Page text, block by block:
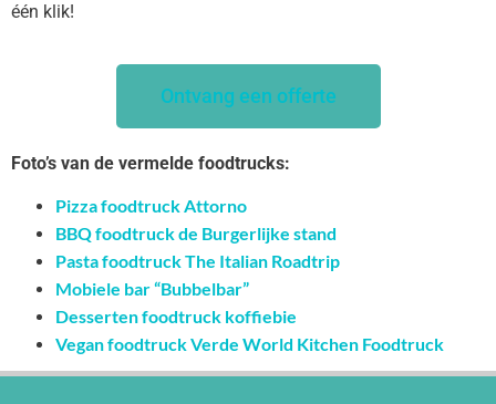
één klik!
Ontvang een offerte
Foto’s van de vermelde foodtrucks:
Pizza foodtruck Attorno
BBQ foodtruck de Burgerlijke stand
Pasta foodtruck The Italian Roadtrip
Mobiele bar “Bubbelbar”
Desserten foodtruck koffiebie
Vegan foodtruck Verde World Kitchen Foodtruck